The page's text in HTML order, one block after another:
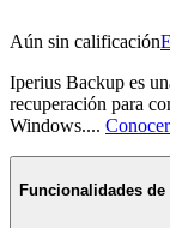
Aún sin calificación
Iperius Backup es
recuperación para
Windows....
Funcionalidades de